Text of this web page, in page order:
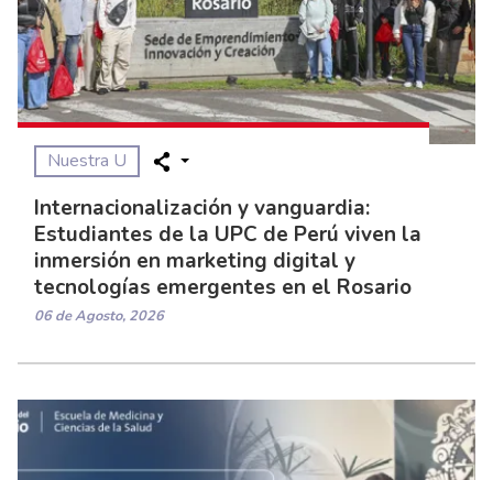
Nuestra U
Internacionalización y vanguardia:
Estudiantes de la UPC de Perú viven la
inmersión en marketing digital y
tecnologías emergentes en el Rosario
06 de Agosto, 2026